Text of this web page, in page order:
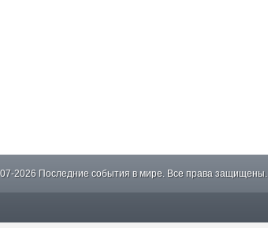
2026 Последние события в мире. Все права защищены.